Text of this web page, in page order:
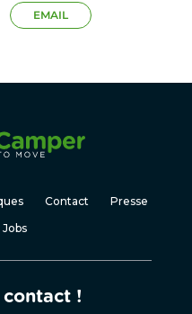
EMAIL
Contact
Presse
Jobs
contact !